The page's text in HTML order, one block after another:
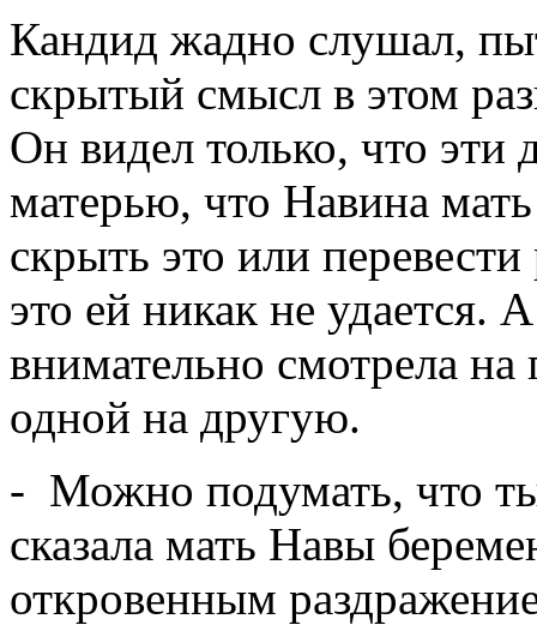
Кандид жадно слушал,
скрытый смысл в этом
Он видел только, что эти
матерью, что Навина
скрыть это или
это ей никак не удается.
внимательно смотрела на
одной на другую.
- Можно подумать, что
сказала мать Навы
откровенным